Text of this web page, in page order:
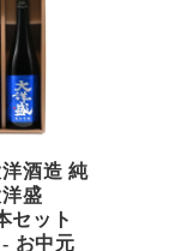
酒造 純
盛
セット
お中元